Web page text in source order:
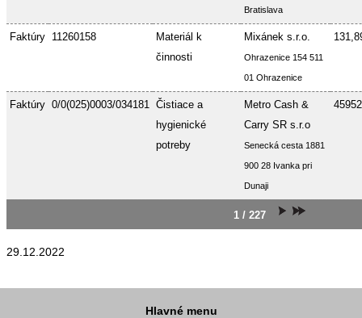
Bratislava
Faktúry 11260158
Materiál k
činnosti
Mixánek s.r.o.
Ohrazenice 154 511
01 Ohrazenice
Faktúry 0/0(025)0003/034181 Čistiace a
hygienické
potreby
Metro Cash &
Carry SR s.r.o
Senecká cesta 1881
900 28 Ivanka pri
Dunaji
1 / 227
29.12.2022
Hlavné menu